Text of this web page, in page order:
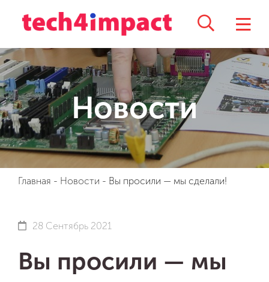
Новости
Главная - Новости - Вы просили — мы сделали!
28 Сентябрь 2021
Вы просили — мы